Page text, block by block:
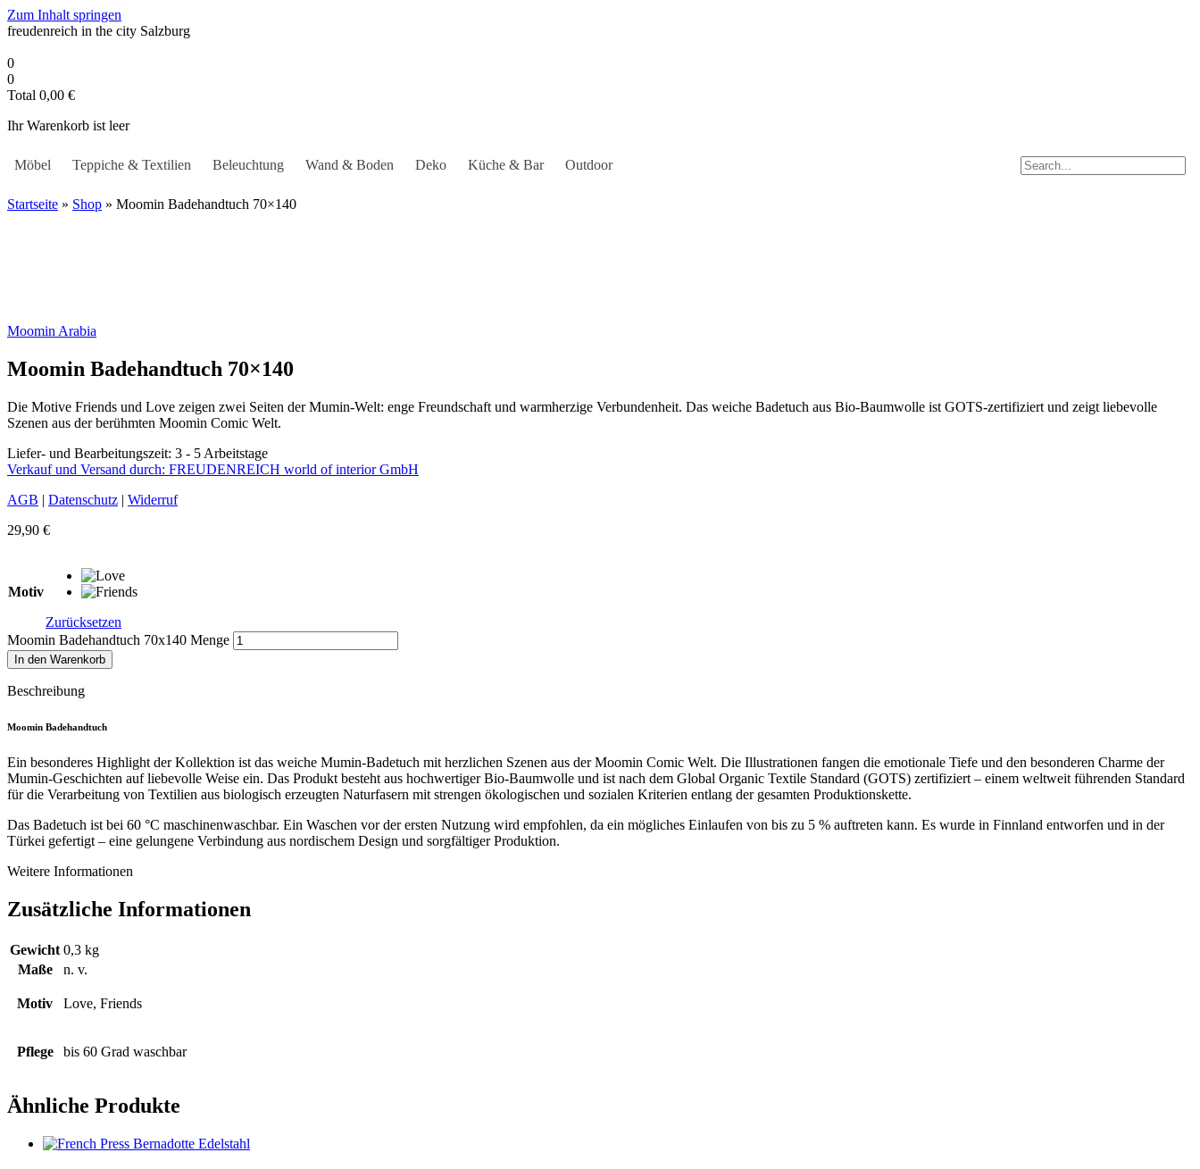
Zum Inhalt springen
freudenreich in the city Salzburg
0
0
Total 0,00 €
Ihr Warenkorb ist leer
Möbel Teppiche & Textilien Beleuchtung Wand & Boden Deko Küche & Bar Outdoor
Startseite » Shop » Moomin Badehandtuch 70×140
Moomin Arabia
Moomin Badehandtuch 70×140
Die Motive Friends und Love zeigen zwei Seiten der Mumin-Welt: enge Freundschaft und warmherzige Verbundenheit. Das weiche Badetuch aus Bio-Baumwolle ist GOTS-zertifiziert und zeigt liebevolle
Szenen aus der berühmten Moomin Comic Welt.
Liefer- und Bearbeitungszeit: 3 - 5 Arbeitstage
Verkauf und Versand durch: FREUDENREICH world of interior GmbH
AGB | Datenschutz | Widerruf
29,90 €
Motiv
Zurücksetzen
Moomin Badehandtuch 70x140 Menge
In den Warenkorb
Beschreibung
Moomin Badehandtuch
Ein besonderes Highlight der Kollektion ist das weiche Mumin-Badetuch mit herzlichen Szenen aus der Moomin Comic Welt. Die Illustrationen fangen die emotionale Tiefe und den besonderen Charme der
Mumin-Geschichten auf liebevolle Weise ein. Das Produkt besteht aus hochwertiger Bio-Baumwolle und ist nach dem Global Organic Textile Standard (GOTS) zertifiziert – einem weltweit führenden Standard
für die Verarbeitung von Textilien aus biologisch erzeugten Naturfasern mit strengen ökologischen und sozialen Kriterien entlang der gesamten Produktionskette.
Das Badetuch ist bei 60 °C maschinenwaschbar. Ein Waschen vor der ersten Nutzung wird empfohlen, da ein mögliches Einlaufen von bis zu 5 % auftreten kann. Es wurde in Finnland entworfen und in der
Türkei gefertigt – eine gelungene Verbindung aus nordischem Design und sorgfältiger Produktion.
Weitere Informationen
Zusätzliche Informationen
Gewicht 0,3 kg
Maße
n. v.
Motiv Love, Friends
Pflege bis 60 Grad waschbar
Ähnliche Produkte